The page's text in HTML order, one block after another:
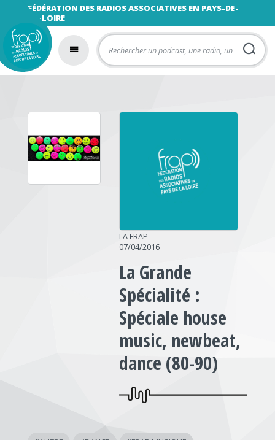
FÉDÉRATION DES RADIOS ASSOCIATIVES EN PAYS-DE-
LA-LOIRE
LA FRAP
07/04/2016
La Grande
Spécialité :
Spéciale house
music, newbeat,
dance (80-90)